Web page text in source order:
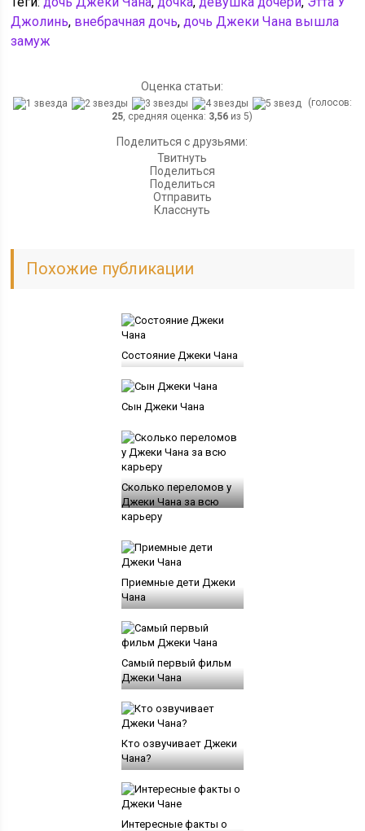
Джолинь, внебрачная дочь,дочь Джеки Чана вышла
замуж
Оценка статьи:
(голосов:
25 , средняя оценка: 3,56 из 5)
Поделиться с друзьями:
Твитнуть
Поделиться
Поделиться
Отправить
Класснуть
Похожие публикации
Состояние Джеки Чана
Сын Джеки Чана
Сколько переломов у
Джеки Чана за всю
карьеру
Приемные дети Джеки
Чана
Самый первый фильм
Джеки Чана
Кто озвучивает Джеки
Чана?
Интересные факты о